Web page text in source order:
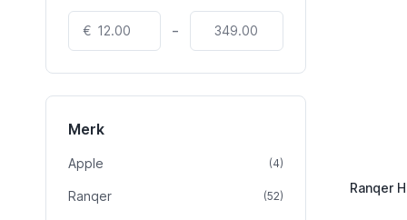
€ -
Merk
Apple (4)product
Ranqer (52)product Ranqer